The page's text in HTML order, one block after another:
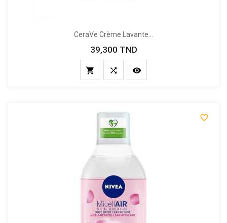
CeraVe Crème Lavante...
Prix
39,300 TND
  
